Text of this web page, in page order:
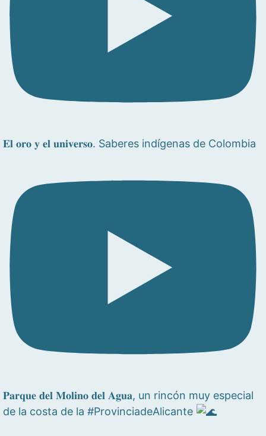
𝐄𝐥 𝐨𝐫𝐨 𝐲 𝐞𝐥 𝐮𝐧𝐢𝐯𝐞𝐫𝐬𝐨. Saberes indígenas de Colombia
𝐏𝐚𝐫𝐪𝐮𝐞 𝐝𝐞𝐥 𝐌𝐨𝐥𝐢𝐧𝐨 𝐝𝐞𝐥 𝐀𝐠𝐮𝐚, un rincón muy especial
de la costa de la #ProvinciadeAlicante